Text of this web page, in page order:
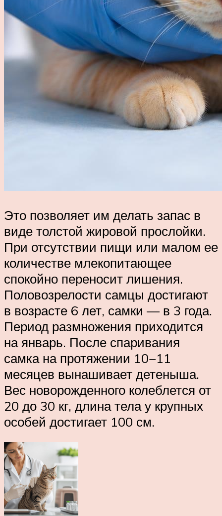
Это позволяет им делать запас в
виде толстой жировой прослойки.
При отсутствии пищи или малом ее
количестве млекопитающее
спокойно переносит лишения.
Половозрелости самцы достигают
в возрасте 6 лет, самки — в 3 года.
Период размножения приходится
на январь. После спаривания
самка на протяжении 10−11
месяцев вынашивает детеныша.
Вес новорожденного колеблется от
20 до 30 кг, длина тела у крупных
особей достигает 100 см.